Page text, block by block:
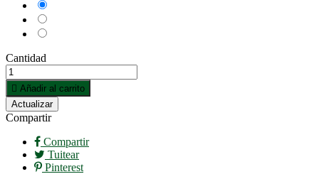
Cantidad
 Añadir al carrito
Compartir
Compartir
Tuitear
Pinterest